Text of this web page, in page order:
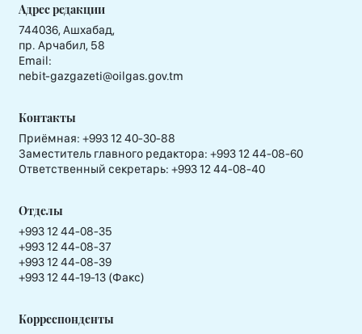
Адрес редакции
744036, Ашхабад,
пр. Арчабил, 58
Email:
nebit-gazgazeti@oilgas.gov.tm
Контакты
Приёмная: +993 12 40-30-88
Заместитель главного редактора: +993 12 44-08-60
Ответственный секретарь: +993 12 44-08-40
Отделы
+993 12 44-08-35
+993 12 44-08-37
+993 12 44-08-39
+993 12 44-19-13 (Факс)
Корреспонденты